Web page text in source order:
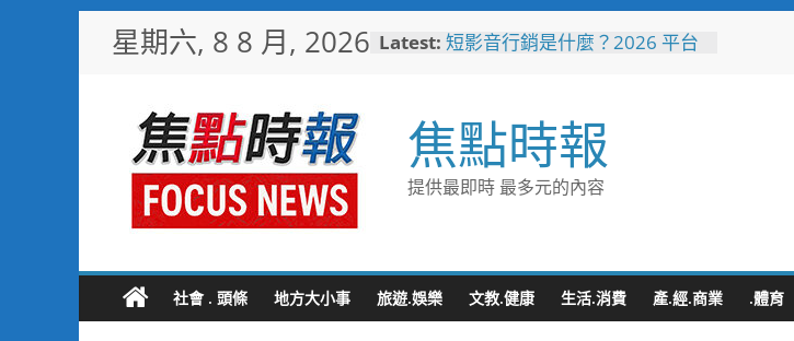
星期六, 8 8 月, 2026 Latest: 短影音行銷是什麼？2026 平台
魅力 8月8日精彩展演登場
彰化縣長參選人魏平政彰化造
勢 喊福利超越六都承接王惠美
施政再升級
中正地下道排水溝夜間清淤 水
利局:請用路人減速慢行
焦點時報
提供最即時 最多元的內容
社會 . 頭條 地方大小事 旅遊.娛樂 文教.健康 生活.消費 產.經.商業 .體育